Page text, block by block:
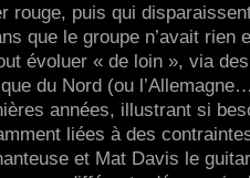
rouge, puis qui
que le groupe n’avait rien
évoluer « de loin », via
du Nord (ou
années, illustrant si
liées à des
et Mat Davis le